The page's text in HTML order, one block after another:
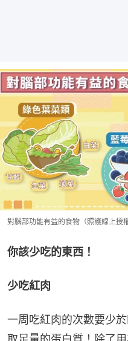
對腦部功能有益的食物（照護線上授
你該少吃的東西！
少吃紅肉
一周吃紅肉的次數要少